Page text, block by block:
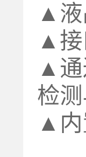
▲液
▲接
▲通
检测
▲内